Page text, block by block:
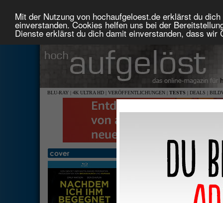
Mit der Nutzung von hochaufgeloest.de erklärst du
einverstanden. Cookies helfen uns bei der
Dienste erklärst du dich damit einverstanden, dass
BLU-RAY | 4K ULTRA HD | VERÖFFENTLICHUNGEN | TESTS | DEALS |
Nachdem ich ihm begegnet